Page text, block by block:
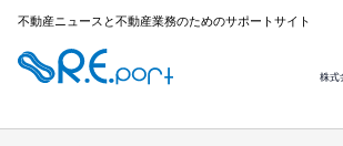
不動産ニュースと不動産業務のためのサポートサイト